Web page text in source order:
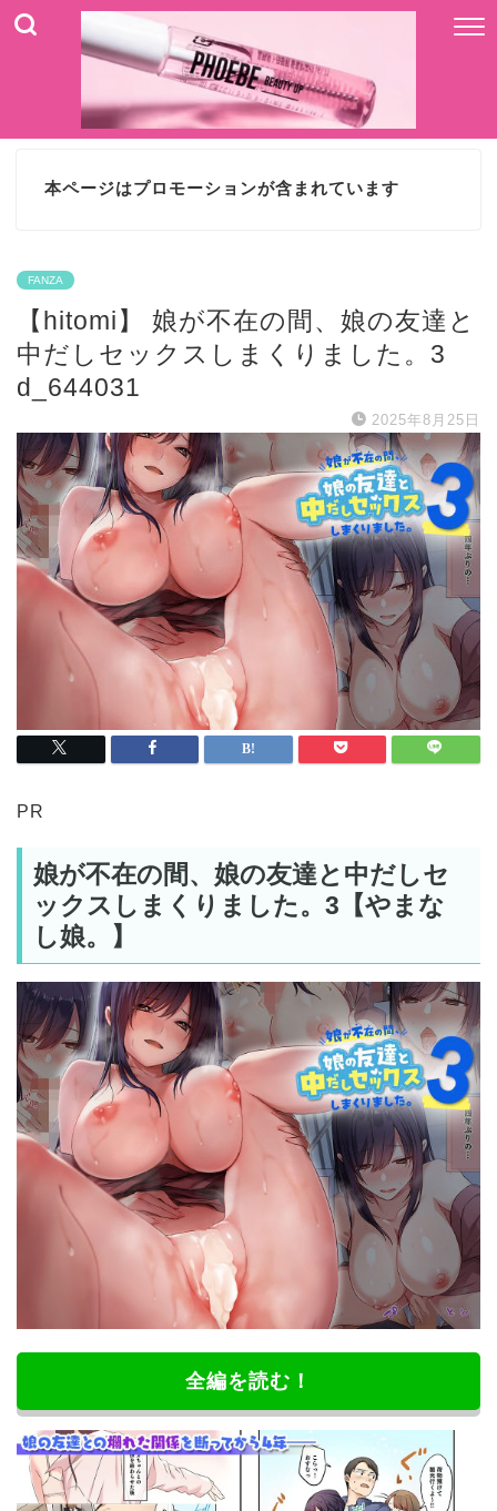
本ページはプロモーションが含まれています
FANZA
【hitomi】 娘が不在の間、娘の友達と
中だしセックスしまくりました。3
d_644031
2025年8月25日
PR
娘が不在の間、娘の友達と中だしセ
ックスしまくりました。3【やまな
し娘。】
全編を読む！